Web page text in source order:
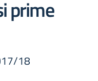
prime
18